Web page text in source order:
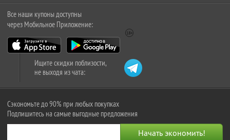
Все наши купоны доступны
через Мобильное Приложение:
Ищите скидки поблизости,
не выходя из чата:
Сэкономьте до 90% при любых покупках
Подпишитесь на самые выгодные предложения